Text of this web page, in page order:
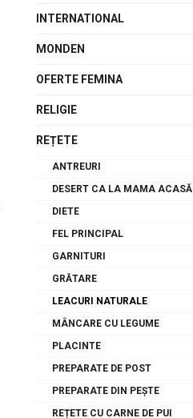
INTERNATIONAL
MONDEN
OFERTE FEMINA
RELIGIE
REȚETE
ANTREURI
DESERT CA LA MAMA ACASĂ
DIETE
FEL PRINCIPAL
GARNITURI
GRĂTARE
LEACURI NATURALE
MÂNCARE CU LEGUME
PLACINTE
PREPARATE DE POST
PREPARATE DIN PEȘTE
REȚETE CU CARNE DE PUI